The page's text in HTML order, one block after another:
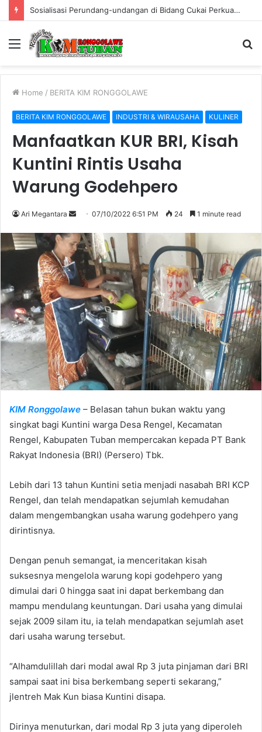
Sosialisasi Perundang-undangan di Bidang Cukai Perkuat Komitmen Berantas Rokok Ilegal di Kabupaten Tuban
Menu
Home / BERITA KIM RONGGOLAWE
BERITA KIM RONGGOLAWE INDUSTRI & WIRAUSAHA KULINER
Manfaatkan KUR BRI, Kisah
Kuntini Rintis Usaha
Warung Godehpero
Ari Megantara
n
a
n
e
m
a
l
07/10/2022 6:51 PM 24 1 minute read
KIM Ronggolawe – Belasan tahun bukan waktu yang
singkat bagi Kuntini warga Desa Rengel, Kecamatan
Rengel, Kabupaten Tuban mempercakan kepada PT Bank
Rakyat Indonesia (BRI) (Persero) Tbk.
Lebih dari 13 tahun Kuntini setia menjadi nasabah BRI KCP
Rengel, dan telah mendapatkan sejumlah kemudahan
dalam mengembangkan usaha warung godehpero yang
dirintisnya.
Dengan penuh semangat, ia menceritakan kisah
suksesnya mengelola warung kopi godehpero yang
dimulai dari 0 hingga saat ini dapat berkembang dan
mampu mendulang keuntungan. Dari usaha yang dimulai
sejak 2009 silam itu, ia telah mendapatkan sejumlah aset
dari usaha warung tersebut.
“Alhamdulillah dari modal awal Rp 3 juta pinjaman dari BRI
sampai saat ini bisa berkembang seperti sekarang,”
jlentreh Mak Kun biasa Kuntini disapa.
Dirinya menuturkan, dari modal Rp 3 juta yang diperoleh